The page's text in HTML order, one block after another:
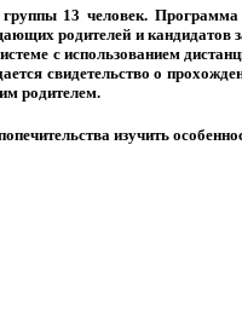
13 человек.
родителей и
с использованием
свидетельство о
родителем.
изучить